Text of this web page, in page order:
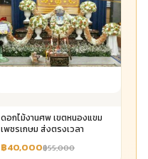
ดอกไม้งานศพ เขตหนองแขม
เพชรเกษม ส่งตรงเวลา
฿40,000฿55,000